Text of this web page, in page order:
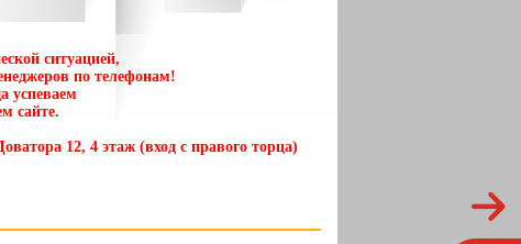
ситуацией,
по телефонам!
успеваем
сайте.
12, 4 этаж (вход с правого торца)